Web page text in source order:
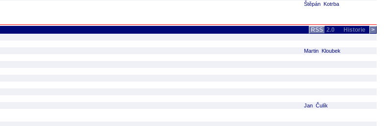
Štěpán Kotrba
RSS 2.0 Historie >
Martin Kloubek
Jan Čulík